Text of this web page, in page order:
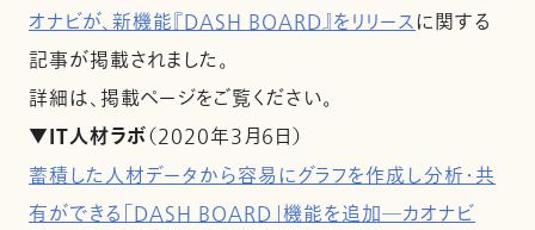
オナビが、新機能『DASH BOARD』をリリースに関する
記事が掲載されました。
詳細は、掲載ページをご覧ください。
▼IT人材ラボ（2020年3月6日）
蓄積した人材データから容易にグラフを作成し分析・共
有ができる「DASH BOARD」機能を追加―カオナビ